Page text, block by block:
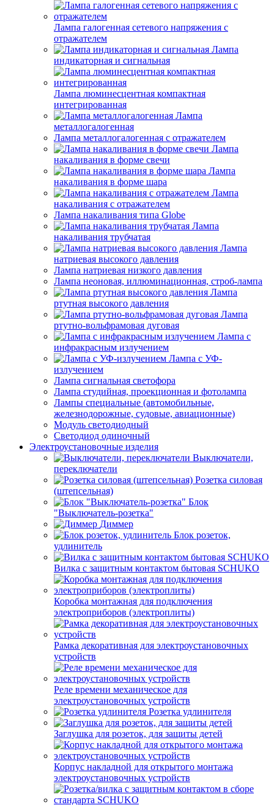
Лампа галогенная сетевого напряжения с
отражателем
Лампа
индикаторная и сигнальная
Лампа люминесцентная компактная
интегрированная
Лампа
металлогалогенная
Лампа металлогалогенная с отражателем
Лампа
накаливания в форме свечи
Лампа
накаливания в форме шара
Лампа
накаливания с отражателем
Лампа накаливания типа Globe
Лампа
накаливания трубчатая
Лампа
натриевая высокого давления
Лампа натриевая низкого давления
Лампа неоновая, иллюминационная, строб-лампа
Лампа
ртутная высокого давления
Лампа
ртутно-вольфрамовая дуговая
Лампа с
инфракрасным излучением
Лампа с УФ-
излучением
Лампа сигнальная светофора
Лампа студийная, проекционная и фотолампа
Лампы специальные (автомобильные,
железнодорожные, судовые, авиационные)
Модуль светодиодный
Светодиод одиночный
Электроустановочные изделия
Выключатели,
переключатели
Розетка силовая
(штепсельная)
Блок
"Выключатель-розетка"
Диммер
Блок розеток,
удлинитель
Вилка с защитным контактом бытовая SCHUKO
Коробка монтажная для подключения
электроприборов (электроплиты)
Рамка декоративная для электроустановочных
устройств
Реле времени механическое для
электроустановочных устройств
Розетка удлинителя
Заглушка для розеток, для защиты детей
Корпус накладной для открытого монтажа
электроустановочных устройств